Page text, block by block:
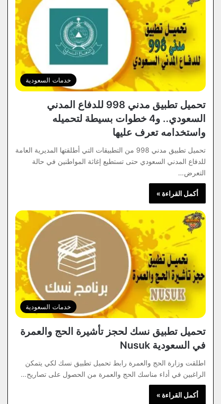
خدمات السعودية
تحميل تطبيق مدني 998 للدفاع المدني
السعودي.. و4 خطوات بسيطة لتحميله
واستخدامه تعرف عليها
تحميل تطبيق مدني 998 من التطبيقات التي أطلقتها المديرية العامة
للدفاع المدني السعودي حتى تستطيع إغاثة المواطنين في حالة
التعرض…
أكمل القراءة »
خدمات السعودية
تحميل تطبيق نسك لحجز تأشيرة الحج والعمرة
في السعودية Nusuk
اطلقت وزارة الحج والعمرة رابط تحميل تطبيق نسك لكي يتمكن
الراغبين في أداء مناسك الحج والعمرة من الحصول على تصاريح…
أكمل القراءة »